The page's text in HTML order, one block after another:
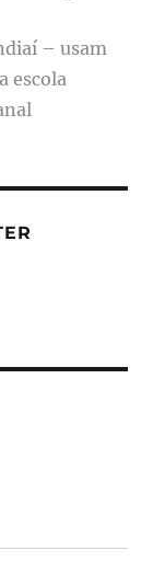
– usam
escola